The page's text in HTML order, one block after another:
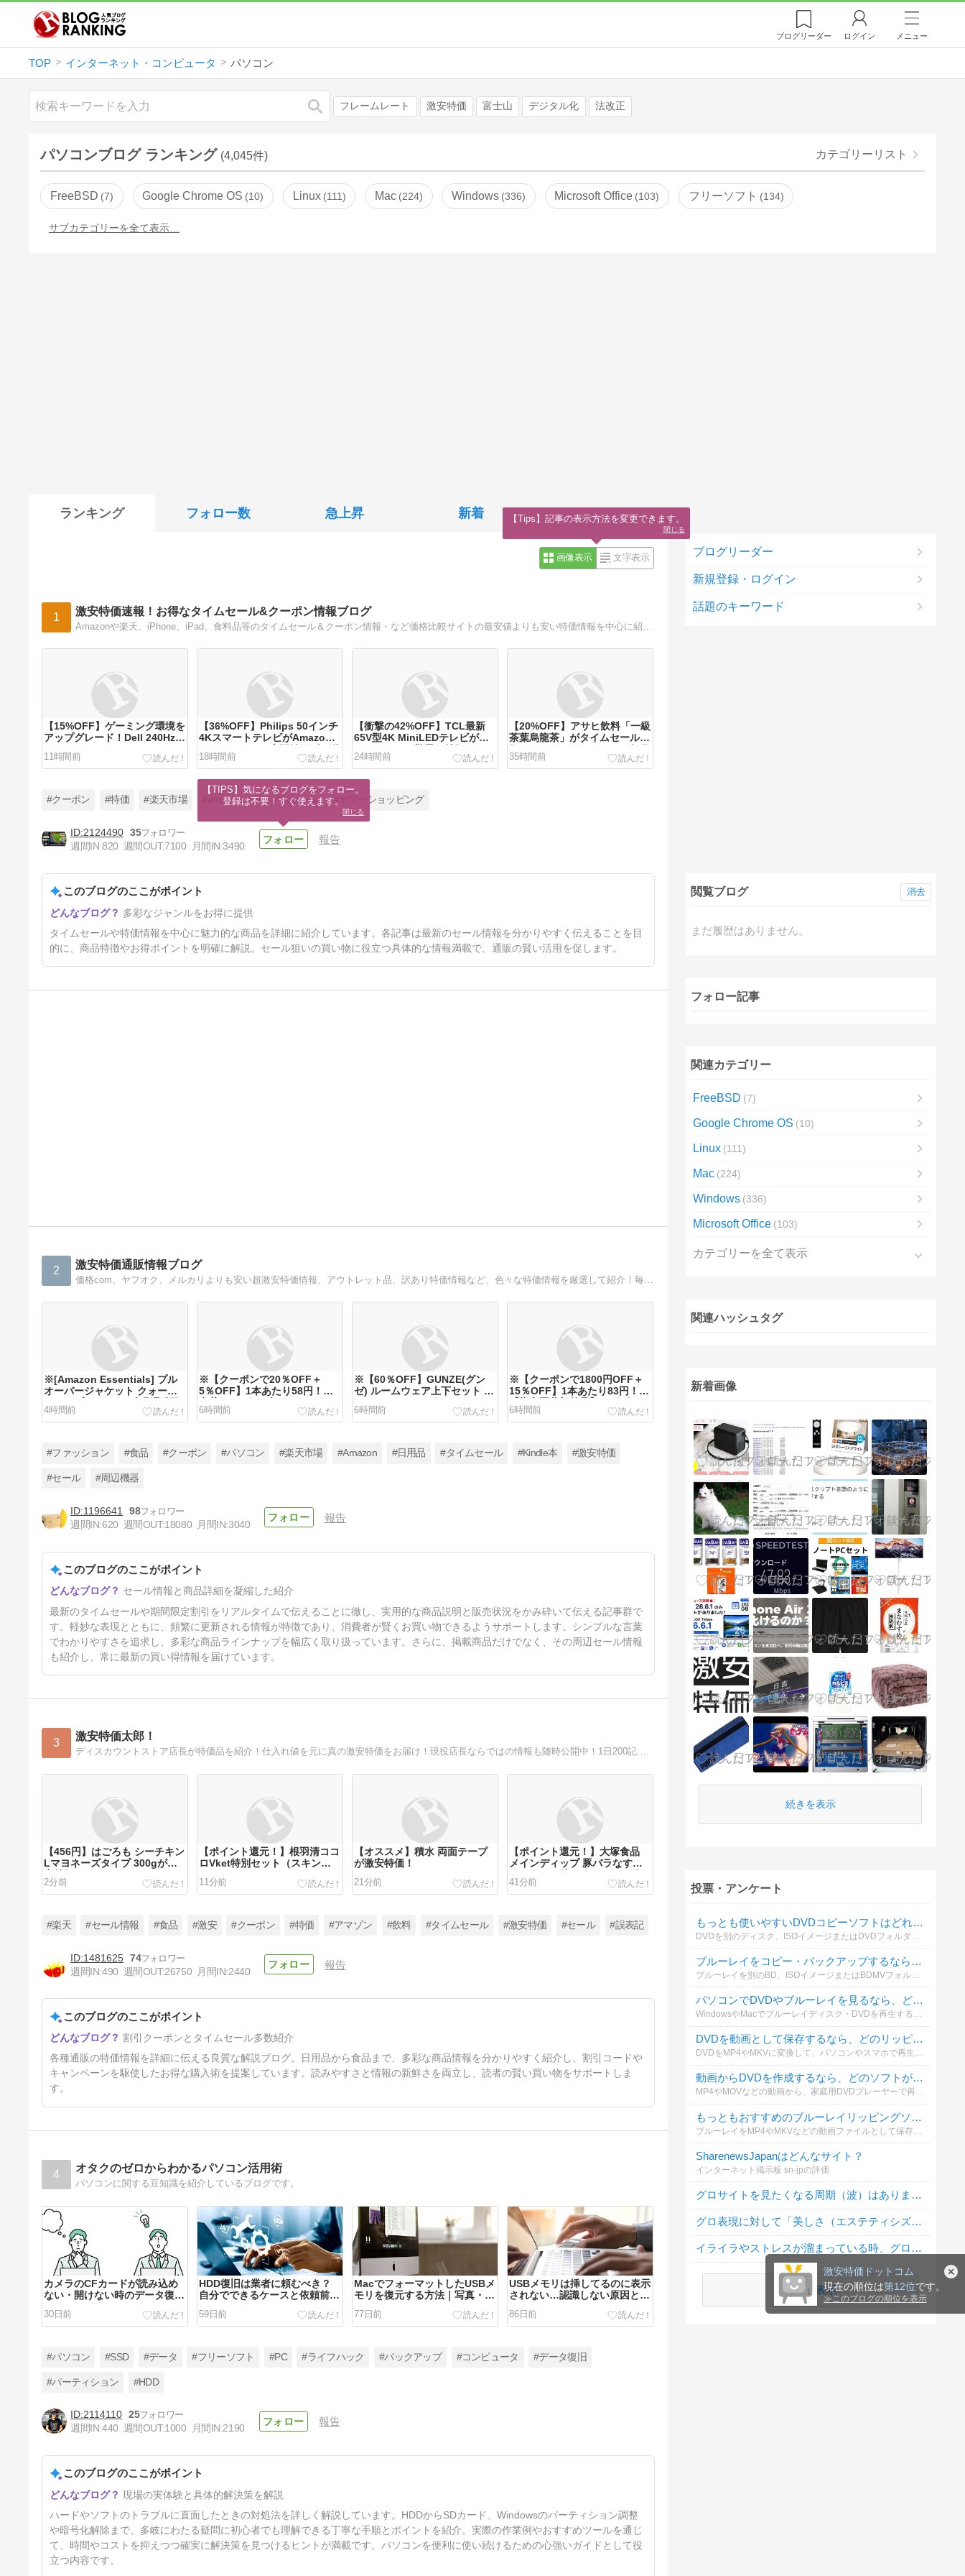
激安特価ドットコム
現在の順位は第12位です。
≫ このブログの順位を表示
ブログリーダー ログイン メニュー
TOP インターネット・コンピュータ パソコン
検索 フレームレート 激安特価 富士山 デジタル化 法改正
パソコンブログ ランキング (4,045件) カテゴリーリスト
FreeBSD 7 Google Chrome OS 10 Linux 111 Mac 224 Windows 336 Microsoft Office 103 フリーソフト 134
サブカテゴリーを全て表示…
ランキング フォロー数 急上昇 新着
画像表示 文字表示
1 激安特価速報！お得なタイムセール&クーポン情報ブログ
【15%OFF】ゲーミング環境を
アップグレード！Dell 240Hzモ
ニターがAmazonタイムセール
で特価販売中
11時間前
【36%OFF】Philips 50インチ
4KスマートテレビがAmazon
タイムセールで大幅値下げ！動
画視聴の最適解がここに
18時間前
【衝撃の42%OFF】TCL最新
65V型4K MiniLEDテレビがタ
イムセールで驚異の特価に！
24時間前
【20%OFF】アサヒ飲料「一級
茶葉烏龍茶」がタイムセール特
価に！ラベルレスでエコな毎日
を
35時間前
有機ELがAmazonタイムセー
ルで超特価！2024年モデルを
賢く手に入れるチャンス
2日前
#クーポン #特価 #楽天市場 #amazon #タイムセール #ヤフーショッピング
2124490 35
週間IN:820 週間OUT:7100 月間IN:3490
報告
このブログのここがポイント
多彩なジャンルをお得に提供
タイムセールや特価情報を中心に魅力的な商品を詳細に紹介しています。各記事は最新のセール情報を分かりやすく伝えることを目
的に、商品特徴やお得ポイントを明確に解説。セール狙いの買い物に役立つ具体的な情報満載で、通販の賢い活用を促します。
2 激安特価通販情報ブログ
※[Amazon Essentials] プル
オーバージャケット クォータ
ージップ アクティブ 吸湿発散
素材 スリムフィット 長袖 レデ
ィース L 946円！
4時間前
※【クーポンで20％OFF＋
5％OFF】1本あたり58円！十
六茶 ルイボスブレンド
630ml×24本 1394円！
6時間前
※【60％OFF】GUNZE(グン
ゼ) ルームウェア上下セット あ
ったかパジャマ ボアフリース
ウチコレ AUY903 レディース
1733円～！
6時間前
※【クーポンで1800円OFF＋
15％OFF】1本あたり83円！
【指定医薬部外品】リポビタン
D エコ包装品 100mL×50本
4133円！
6時間前
※【タイムセール】
【64％OFF】【HOMME】ジェ
カ ネイビー L 3274円！
#ファッション #食品 #クーポン #パソコン #楽天市場 #Amazon #日用品 #タイムセール #Kindle本 #激安特価
#セール #周辺機器
1196641
98
週間IN:620 週間OUT:18080 月間IN:3040
報告
このブログのここがポイント
セール情報と商品詳細を凝縮した紹介
最新のタイムセールや期間限定割引をリアルタイムで伝えることに徹し、実用的な商品説明と販売状況をかみ砕いて伝える記事群で
す。軽妙な表現とともに、頻繁に更新される情報が特徴であり、消費者が賢くお買い物できるようサポートします。シンプルな言葉
でわかりやすさを追求し、多彩な商品ラインナップを幅広く取り扱っています。さらに、掲載商品だけでなく、その周辺セール情報
も紹介し、常に最新の買い得情報を届けています。
3 激安特価太郎！
ディスカウントストア店長が特価品を紹介！仕入れ値を元に真の激安特価をお届け！現役店長ならではの情報も随時公開中！1日200記事くらい更新
【456円】はごろも シーチキン
Lマヨネーズタイプ 300gが激
安特価！
2分前
【ポイント還元！】根羽清ココ
ロVket特別セット（スキンア
クアスーパーモイスチャージェ
ル特別デザイン、スキンアクア
セラムUV、メラノCCマスク、
特価！
11分前
【オススメ】積水 両面テープ
が激安特価！
21分前
【ポイント還元！】大塚食品
メインディップ 豚バラなすの
バルサミコ炒め 70g（2～3人
前）×10個が激安特価！
41分前
ペシャル UCC アイスコーヒー
無糖 紙パック コーヒー
1000ml×12本が激安特価！
56分前
#楽天 #セール情報 #食品 #激安 #クーポン #特価 #アマゾン #飲料 #タイムセール #激安特価 #セール #誤表記
1481625 74
週間IN:490 週間OUT:26750 月間IN:2440
報告
このブログのここがポイント
割引クーポンとタイムセール多数紹介
各種通販の特価情報を詳細に伝える良質な解説ブログ。日用品から食品まで、多彩な商品情報を分かりやすく紹介し、割引コードや
キャンペーンを駆使したお得な購入術を提案しています。読みやすさと情報の新鮮さを両立し、読者の賢い買い物をサポートしま
す。
4 オタクのゼロからわかるパソコン活用術
パソコンに関する豆知識を紹介しているブログです。
カメラのCFカードが読み込め
ない・開けない時のデータ復旧
30日前
HDD復旧は業者に頼むべき？
自分でできるケースと依頼前に
59日前
MacでフォーマットしたUSBメ
モリを復元する方法｜写真・動
77日前
USBメモリは挿してるのに表示
されない…認識しない原因と復
86日前
【初心者向け】WD（ウエスタ
ンデジタル）SSD換装はクロー
#パソコン #SSD #データ #フリーソフト #PC #ライフハック #バックアップ #コンピュータ #データ復旧
#パーティション #HDD
2114110 25
週間IN:440 週間OUT:1000 月間IN:2190
報告
このブログのここがポイント
現場の実体験と具体的解決策を解説
ハードやソフトのトラブルに直面したときの対処法を詳しく解説しています。HDDからSDカード、Windowsのパーティション調整
や暗号化解除まで、多岐にわたる疑問に初心者でも理解できる丁寧な手順とポイントを紹介。実際の作業例やおすすめツールを通じ
て、時間やコストを抑えつつ確実に解決策を見つけるヒントが満載です。パソコンを便利に使い続けるための心強いガイドとして役
立つ内容です。
ブログリーダー
新規登録・ログイン
話題のキーワード
閲覧ブログ
まだ履歴はありません。
消去
フォロー記事
関連カテゴリー
FreeBSD 7
Google Chrome OS 10
Linux 111
Mac 224
Windows 336
Microsoft Office 103
カテゴリーを全て表示
関連ハッシュタグ
新着画像
続きを表示
投票・アンケート
もっとも使いやすいDVDコピーソフトはどれですか？
ブルーレイをコピー・バックアップするなら、どのソフトがおすすめですか？
ブルーレイを別のBD、ISOイメージまたはBDMVフォルダーとして保存する際、実際に利用しているソフトを教えてください。
パソコンでDVDやブルーレイを見るなら、どの再生ソフトがおすすめですか？
WindowsやMacでブルーレイディスク・DVDを再生する際、普段使っているソフトを教えてください。再生の安定性、画質、操作性などを基準に選んでください。
DVDを動画として保存するなら、どのリッピングソフトがおすすめですか？
DVDをMP4やMKVに変換して、パソコンやスマホで再生する場合に使っているソフトを教えてください。無料・有料を問わず投票できます。
動画からDVDを作成するなら、どのソフトが一番おすすめですか？
MP4やMOVなどの動画から、家庭用DVDプレーヤーで再生できるDVDを作成する場合に使っているソフトを教えてください。メニュー作成や字幕追加などの使いやすさも含めて選べます。
もっともおすすめのブルーレイリッピングソフトは何ですか？
SharenewsJapanはどんなサイト？
インターネット掲示板 sn-jpの評価
グロサイトを見たくなる周期（波）はありますか？
グロ表現に対して「美しさ（エステティシズム）」を感じることはありますか？
イライラやストレスが溜まっている時、グロサイトを見たくなる？
続きを表示
【TIPS】気になるブログをフォロー。
登録は不要！すぐ使えます。
閉じる
【Tips】記事の表示方法を変更できます。
閉じる